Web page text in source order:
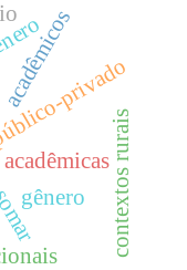
público-privado
acadêmicos
acadêmicas
gênero contextos rurais